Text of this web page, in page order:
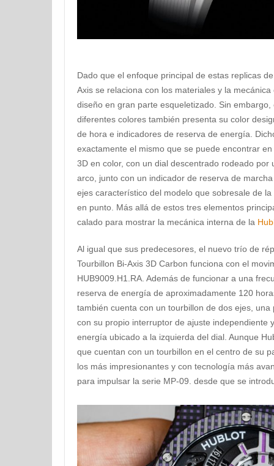
Dado que el enfoque principal de estas replicas
Axis se relaciona con los materiales y la
diseño en gran parte esqueletizado. Sin
diferentes colores también presenta su color
de hora e indicadores de reserva de energía.
exactamente el mismo que se puede encontrar
3D en color, con un dial descentrado rodeado
arco, junto con un indicador de reserva de
ejes característico del modelo que sobresale de
en punto. Más allá de estos tres elementos
calado para mostrar la mecánica interna de la
Al igual que sus predecesores, el nuevo trío de
Tourbillon Bi-Axis 3D Carbon funciona con el
HUB9009.H1.RA. Además de funcionar a una
reserva de energía de aproximadamente 120
también cuenta con un tourbillon de dos ejes,
con su propio interruptor de ajuste independiente
energía ubicado a la izquierda del dial. Aunque
que cuentan con un tourbillon en el centro de su
los más impresionantes y con tecnología más
para impulsar la serie MP-09. desde que se